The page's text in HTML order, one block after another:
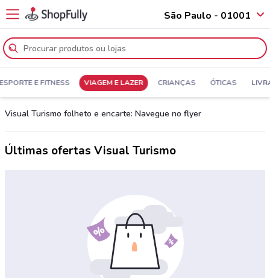
São Paulo - 01001
E FITNESS VIAGEM E LAZER CRIANÇAS ÓTICAS
Visual Turismo folheto e encarte: Navegue no flyer
Últimas ofertas Visual Turismo